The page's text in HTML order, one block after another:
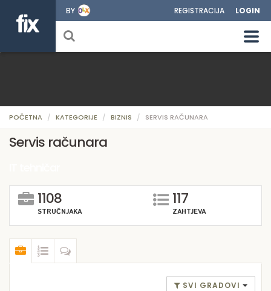
BY REGISTRACIJA LOGIN
POČETNA KATEGORIJE BIZNIS SERVIS RAČUNARA
Servis računara
1108
STRUČNJAKA
117
ZAHTJEVA
SVI GRADOVI